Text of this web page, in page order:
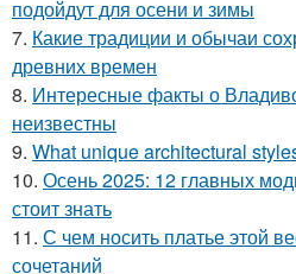
подойдут для осени и зимы
7. Какие традиции и обычаи
древних времен
8. Интересные факты о
неизвестны
9. What unique architectural
10. Осень 2025: 12 главных
стоит знать
11. С чем носить платье этой
сочетаний